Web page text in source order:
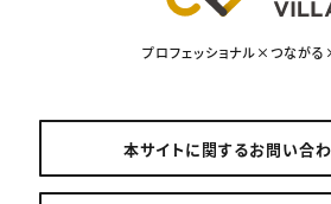
プロフェッショナル×つなが
本サイトに関するお問い合